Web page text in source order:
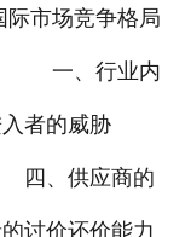
联系我们
际市场竞争格局
一、行业内
的威胁
供应商的
价还价能力